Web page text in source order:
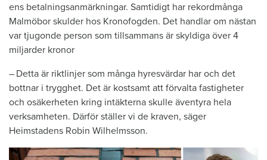
ens betalningsanmärkningar. Samtidigt har rekordmånga
Malmöbor skulder hos Krono­fogden. Det handlar om nästan
var tjugonde ­person som tillsammans är skyldiga över 4
miljarder kronor
– Detta är riktlinjer som många hyresvärdar har och det
bottnar i trygghet. Det är kostsamt att förvalta fastigheter
och osäkerheten kring intäkterna skulle äventyra hela
verksamheten. Därför ställer vi de kraven, säger
Heimstadens Robin Wilhelmsson.